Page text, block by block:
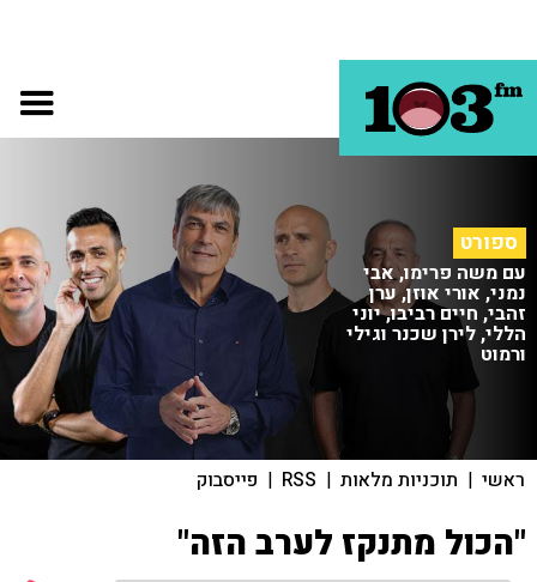
ספורט
עם משה פרימו, אבי
נמני, אורי אוזן, ערן
זהבי, חיים רביבו, יוני
הללי, לירן שכנר וגילי
ורמוט
ראשי | תוכניות מלאות |
RSS
| פייסבוק
"הכול מתנקז לערב הזה"